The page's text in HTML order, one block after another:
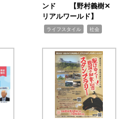
ンド 【野村義樹✕
リアルワールド】
ライフスタイル 社会